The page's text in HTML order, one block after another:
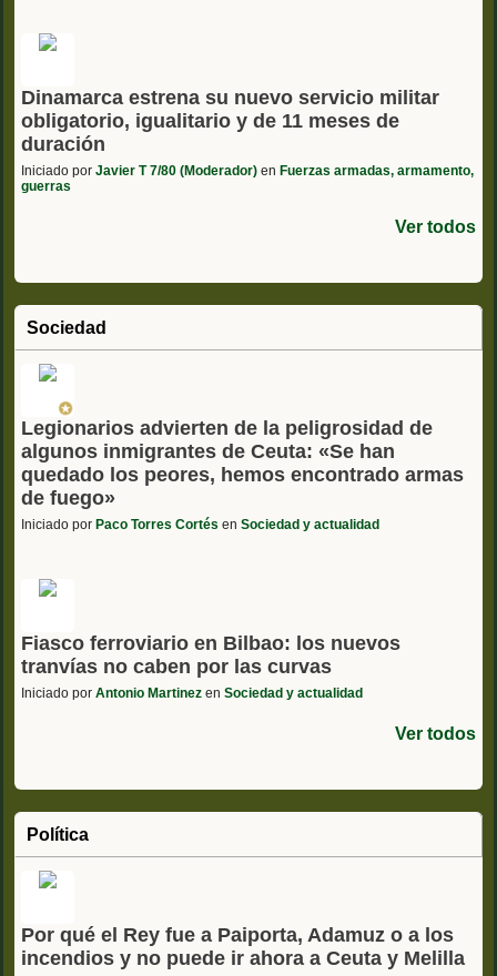
Dinamarca estrena su nuevo servicio militar
obligatorio, igualitario y de 11 meses de
duración
Iniciado por Javier T 7/80 (Moderador) en Fuerzas armadas, armamento,
guerras
Ver todos
Sociedad
Legionarios advierten de la peligrosidad de
algunos inmigrantes de Ceuta: «Se han
quedado los peores, hemos encontrado armas
de fuego»
Iniciado por Paco Torres Cortés en Sociedad y actualidad
Fiasco ferroviario en Bilbao: los nuevos
tranvías no caben por las curvas
Iniciado por Antonio Martinez en Sociedad y actualidad
Ver todos
Política
Por qué el Rey fue a Paiporta, Adamuz o a los
incendios y no puede ir ahora a Ceuta y Melilla